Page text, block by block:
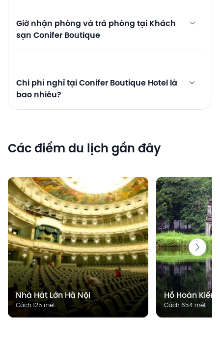
Giờ nhận phòng và trả phòng tại Khách
sạn Conifer Boutique
Chi phí nghỉ tại Conifer Boutique Hotel là
bao nhiêu?
Các điểm du lịch gần đây
Nhà Hát Lớn Hà Nội
Cách 125 mét
Hồ Hoàn Kiếm
Cách 654 mét